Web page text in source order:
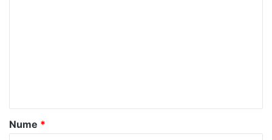
a
r
Nume *